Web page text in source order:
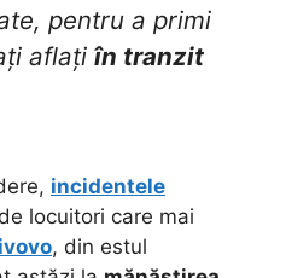
pentru a primi
aflați în tranzit
incidentele
locuitori care mai
, din estul